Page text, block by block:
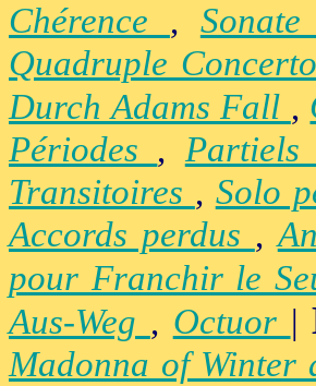
Chérence ,
Quadruple
Durch Adams Fall ,
Périodes , Partiels
Transitoires , Solo
Accords perdus ,
pour Franchir le
Aus-Weg , Octuor |
Madonna of Winter